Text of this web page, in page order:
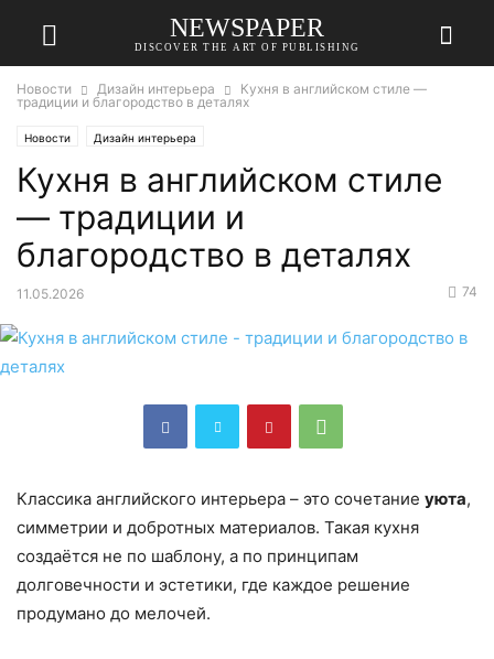
NEWSPAPER
DISCOVER THE ART OF PUBLISHING
Новости Дизайн интерьера
Кухня в английском стиле —
традиции и благородство в деталях
Новости Дизайн интерьера
Кухня в английском стиле
— традиции и
благородство в деталях
11.05.2026 74
Классика английского интерьера – это сочетание уюта,
симметрии и добротных материалов. Такая кухня
создаётся не по шаблону, а по принципам
долговечности и эстетики, где каждое решение
продумано до мелочей.